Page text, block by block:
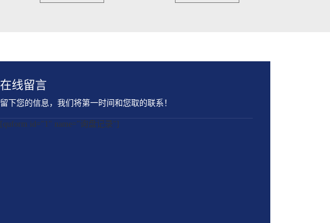
在线留言
留下您的信息，我们将第一时间和您取的联系！
[quform id="1" name="询盘记录"]